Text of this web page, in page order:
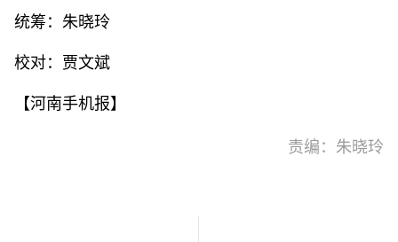
统筹：朱晓玲
校对：贾文斌
【河南手机报】
责编：朱晓玲